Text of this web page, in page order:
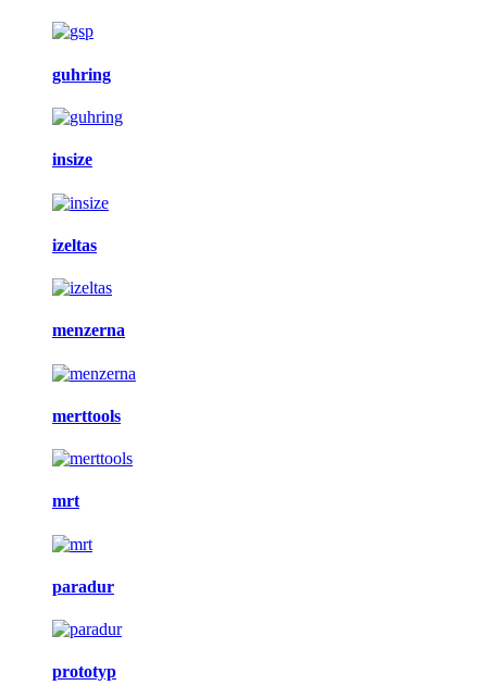
guhring
insize
izeltas
menzerna
merttools
mrt
paradur
prototyp